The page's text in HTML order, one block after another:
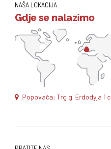
NAŠA LOKACIJA
Gdje se nalazimo
Popovača: Trg g. Erdodyja 1 c